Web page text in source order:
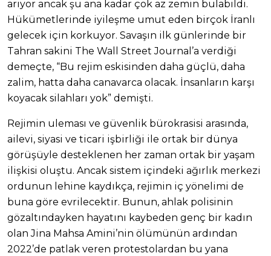
arıyor ancak şu ana kadar çok az zemin bulabildi.
Hükümetlerinde iyileşme umut eden birçok İranlı
gelecek için korkuyor. Savaşın ilk günlerinde bir
Tahran sakini The Wall Street Journal’a verdiği
demeçte, “Bu rejim eskisinden daha güçlü, daha
zalim, hatta daha canavarca olacak. İnsanların karşı
koyacak silahları yok” demişti.
Rejimin uleması ve güvenlik bürokrasisi arasında,
ailevi, siyasi ve ticari işbirliği ile ortak bir dünya
görüşüyle desteklenen her zaman ortak bir yaşam
ilişkisi oluştu. Ancak sistem içindeki ağırlık merkezi
ordunun lehine kaydıkça, rejimin iç yönelimi de
buna göre evrilecektir. Bunun, ahlak polisinin
gözaltındayken hayatını kaybeden genç bir kadın
olan Jina Mahsa Amini’nin ölümünün ardından
2022’de patlak veren protestolardan bu yana